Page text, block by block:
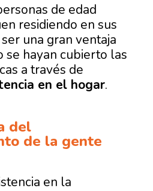
de edad
residiendo en sus
una gran ventaja
se hayan cubierto las
a través de
en el hogar.
del
de la gente
en la